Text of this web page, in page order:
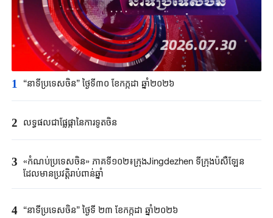
1 “នាទីប្រទេសចិន” ថ្ងៃទី៣០ ខែកក្កដា ឆ្នាំ២០២៦
2 លទ្ធផលជាផ្លែផ្កានៃការទូតចិន
3 «កំណប់ប្រទេសចិន» ភាគទី១០២៖ក្រុងJingdezhen ទីក្រុងប៉សឺឡែន
ដែលមានប្រវត្តិរាប់ពាន់ឆ្នាំ
4 “នាទីប្រទេសចិន” ថ្ងៃទី ២៣ ខែកក្កដា ឆ្នាំ២០២៦